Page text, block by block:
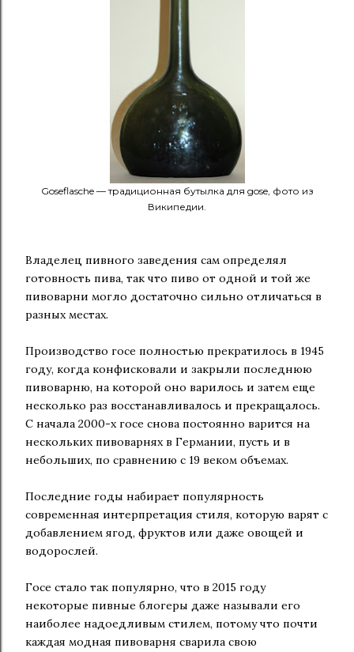
Goseflasche — традиционная бутылка для gose, фото из
Википедии.
Владелец пивного заведения сам определял
готовность пива, так что пиво от одной и той же
пивоварни могло достаточно сильно отличаться в
разных местах.
Производство госе полностью прекратилось в 1945
году, когда конфисковали и закрыли последнюю
пивоварню, на которой оно варилось и затем еще
несколько раз восстанавливалось и прекращалось.
С начала 2000-х госе снова постоянно варится на
нескольких пивоварнях в Германии, пусть и в
небольших, по сравнению с 19 веком объемах.
Последние годы набирает популярность
современная интерпретация стиля, которую варят с
добавлением ягод, фруктов или даже овощей и
водорослей.
Госе стало так популярно, что в 2015 году
некоторые пивные блогеры даже называли его
наиболее надоедливым стилем, потому что почти
каждая модная пивоварня сварила свою